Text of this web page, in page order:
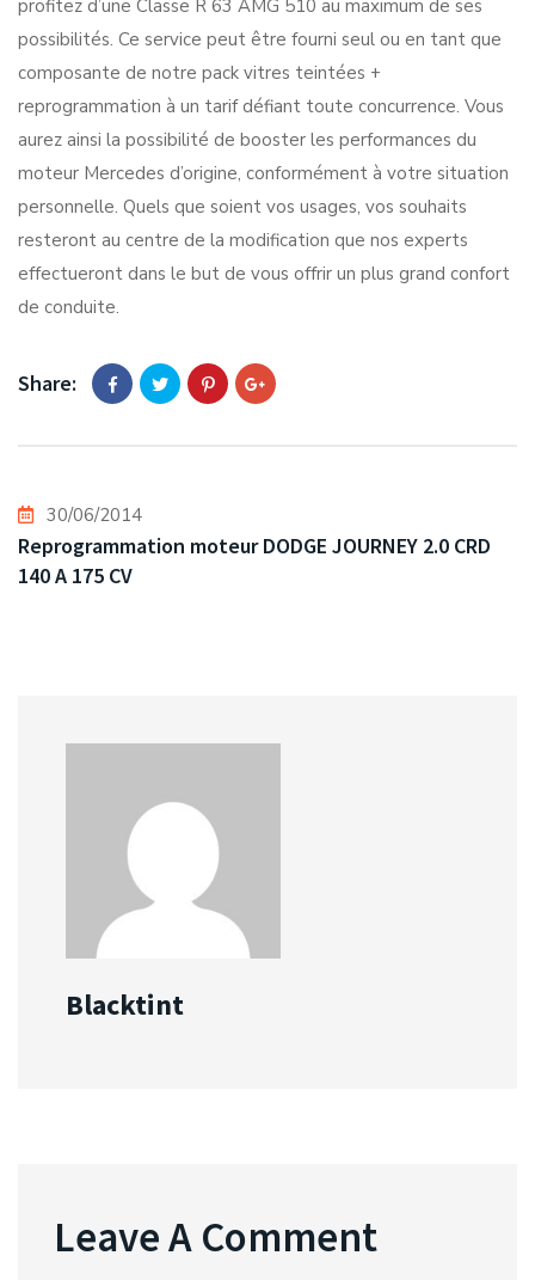
profitez d’une Classe R 63 AMG 510 au maximum de ses
possibilités. Ce service peut être fourni seul ou en tant que
composante de notre pack vitres teintées +
reprogrammation à un tarif défiant toute concurrence. Vous
aurez ainsi la possibilité de booster les performances du
moteur Mercedes d’origine, conformément à votre situation
personnelle. Quels que soient vos usages, vos souhaits
resteront au centre de la modification que nos experts
effectueront dans le but de vous offrir un plus grand confort
de conduite.
Share:
30/06/2014
Reprogrammation moteur DODGE JOURNEY 2.0 CRD
140 A 175 CV
Blacktint
Leave A Comment